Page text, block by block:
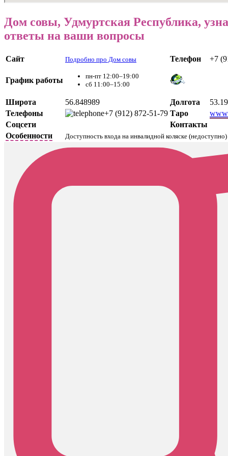
Дом совы, Удмуртская Республика,
ответы на ваши вопросы
Сайт Подробно про Дом совы Телефон +7
График работы
пн-пт 12:00–19:00
сб 11:00–15:00
Широта 56.848989 Долгота
Телефоны
+7 (912) 872-51-79 Таро
Соцсети
Контакты
Особенности
Доступность входа на инвалидной коляске (недоступно)